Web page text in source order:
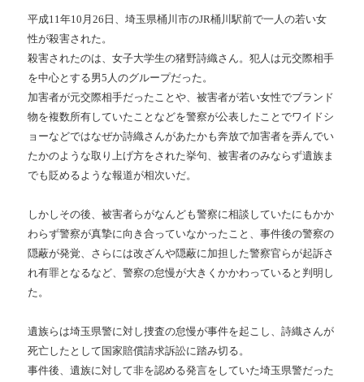
平成11年10 月26 日、埼玉県桶川市のJR桶川駅前で一人の若い女
性が殺害された。
殺害されたのは、女子大学生の猪野詩織さん。犯人は元交際相手
を中心とする男5 人のグループだった。
加害者が元交際相手だったことや、被害者が若い女性でブランド
物を複数所有していたことなどを警察が公表したことでワイドシ
ョーなどではなぜか詩織さんがあたかも奔放で加害者を弄んでい
たかのような取り上げ方をされた挙句、被害者のみならず遺族ま
でも貶めるような報道が相次いだ。
しかしその後、被害者らがなんども警察に相談していたにもかか
わらず警察が真摯に向き合っていなかったこと、事件後の警察の
隠蔽が発覚、さらには改ざんや隠蔽に加担した警察官らが起訴さ
れ有罪となるなど、警察の怠慢が大きくかかわっていると判明し
た。
遺族らは埼玉県警に対し捜査の怠慢が事件を起こし、詩織さんが
死亡したとして国家賠償請求訴訟に踏み切る。
事件後、遺族に対して非を認める発言をしていた埼玉県警だった